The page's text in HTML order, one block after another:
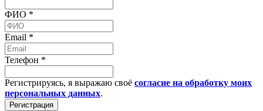
ФИО *
Email *
Телефон *
Регистрируясь, я выражаю своё согласие на обработку моих
персональных данных.